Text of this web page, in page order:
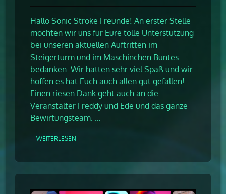
Hallo Sonic Stroke Freunde! An erster Stelle
möchten wir uns für Eure tolle Unterstützung
bei unseren aktuellen Auftritten im
Steigerturm und im Maschinchen Buntes
bedanken. Wir hatten sehr viel Spaß und wir
hoffen es hat Euch auch allen gut gefallen!
Einen riesen Dank geht auch an die
Veranstalter Freddy und Ede und das ganze
Bewirtungsteam. …
WEITERLESEN